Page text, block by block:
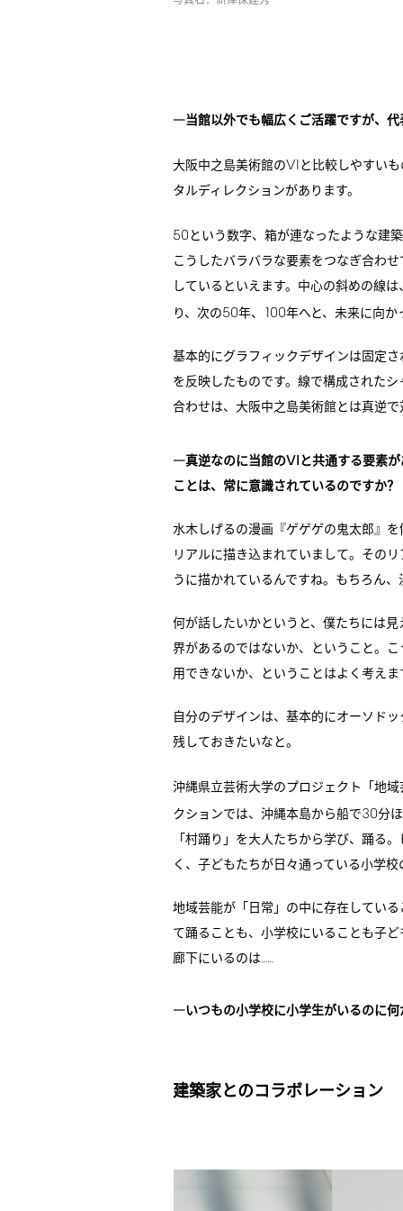
―当館以外でも幅広くご活躍ですが、
大阪中之島美術館のVIと比較しやすい
タルディレクションがあります。
50という数字、箱が連なったような建
こうしたバラバラな要素をつなぎ合わ
しているといえます。中心の斜めの線
り、次の50年、 100年へと、未来に向
基本的にグラフィックデザインは固定
を反映したものです。線で構成された
合わせは、大阪中之島美術館とは真逆
―真逆なのに当館のVIと共通する要素
ことは、常に意識されているのですか？
水木しげるの漫画『ゲゲゲの鬼太郎』
リアルに描き込まれていまして。その
うに描かれているんですね。もちろん
何が話したいかというと、僕たちには
界があるのではないか、ということ。
用できないか、ということはよく考えま
自分のデザインは、基本的にオーソド
残しておきたいなと。
沖縄県立芸術大学のプロジェクト「地
クションでは、沖縄本島から船で30分
「村踊り」を大人たちから学び、踊る
く、子どもたちが日々通っている小学
地域芸能が「日常」の中に存在してい
て踊ることも、小学校にいることも子
廊下にいるのは……
―いつもの小学校に小学生がいるのに
建築家とのコラボレーション